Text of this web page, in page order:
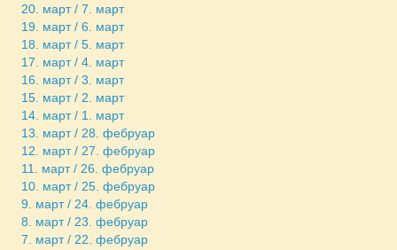
20. март / 7. март
19. март / 6. март
18. март / 5. март
17. март / 4. март
16. март / 3. март
15. март / 2. март
14. март / 1. март
13. март / 28. фебруар
12. март / 27. фебруар
11. март / 26. фебруар
10. март / 25. фебруар
9. март / 24. фебруар
8. март / 23. фебруар
7. март / 22. фебруар